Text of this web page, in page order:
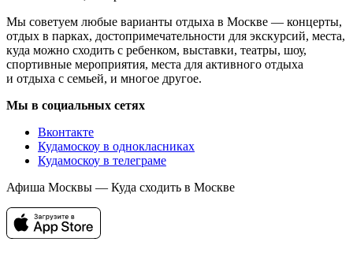
Мы советуем любые варианты отдыха в Москве — концерты,
отдых в парках, достопримечательности для экскурсий, места,
куда можно сходить с ребенком, выставки, театры, шоу,
спортивные мероприятия, места для активного отдыха
и отдыха с семьей, и многое другое.
Мы в социальных сетях
Вконтакте
Кудамоскоу в однокласниках
Кудамоскоу в телеграме
Афиша Москвы — Куда сходить в Москве